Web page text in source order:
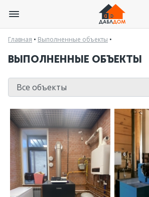
Главная • Выполненные объекты •
ВЫПОЛНЕННЫЕ ОБЪЕКТЫ